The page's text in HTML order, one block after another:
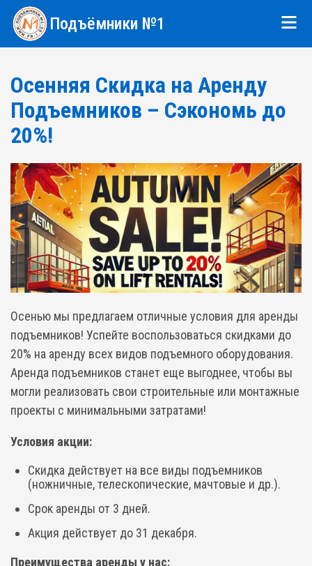
Подъёмники №1
Осенняя Скидка на Аренду
Подъемников – Сэкономь до
20%!
Осенью мы предлагаем отличные условия для аренды
подъемников! Успейте воспользоваться скидками до
20% на аренду всех видов подъемного оборудования.
Аренда подъемников станет еще выгоднее, чтобы вы
могли реализовать свои строительные или монтажные
проекты с минимальными затратами!
Условия акции:
Скидка действует на все виды подъемников
(ножничные, телескопические, мачтовые и др.).
Срок аренды от 3 дней.
Акция действует до 31 декабря.
Преимущества аренды у нас: